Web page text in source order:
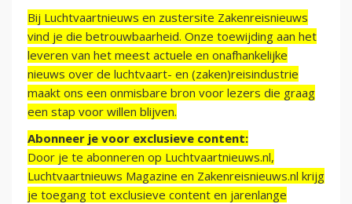
Bij Luchtvaartnieuws en zustersite Zakenreisnieuws
vind je die betrouwbaarheid. Onze toewijding aan het
leveren van het meest actuele en onafhankelijke
nieuws over de luchtvaart- en (zaken)reisindustrie
maakt ons een onmisbare bron voor lezers die graag
een stap voor willen blijven.
Abonneer je voor exclusieve content:
Door je te abonneren op Luchtvaartnieuws.nl,
Luchtvaartnieuws Magazine en Zakenreisnieuws.nl krijg
je toegang tot exclusieve content en jarenlange